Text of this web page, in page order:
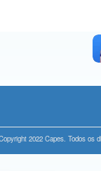
2022 Capes. Todos os